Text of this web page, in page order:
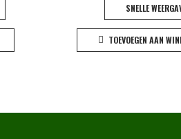
SNELLE
TOEVOEGEN AAN